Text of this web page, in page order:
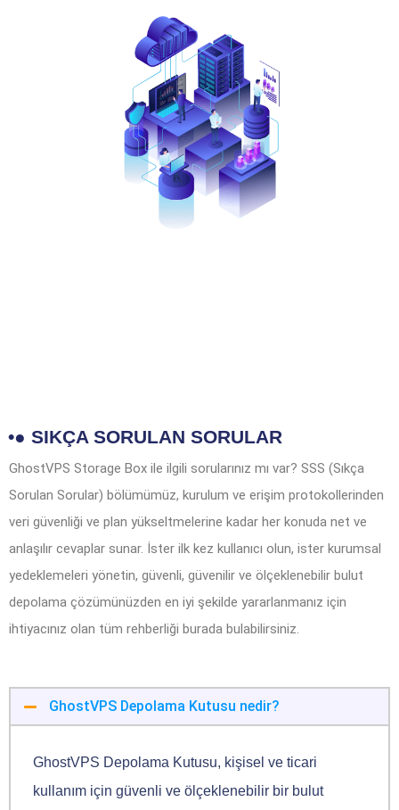
•● SIKÇA SORULAN SORULAR
GhostVPS Storage Box ile ilgili sorularınız mı var? SSS (Sıkça
Sorulan Sorular) bölümümüz, kurulum ve erişim protokollerinden
veri güvenliği ve plan yükseltmelerine kadar her konuda net ve
anlaşılır cevaplar sunar. İster ilk kez kullanıcı olun, ister kurumsal
yedeklemeleri yönetin, güvenli, güvenilir ve ölçeklenebilir bulut
depolama çözümünüzden en iyi şekilde yararlanmanız için
ihtiyacınız olan tüm rehberliği burada bulabilirsiniz.
GhostVPS Depolama Kutusu nedir?
GhostVPS Depolama Kutusu, kişisel ve ticari
kullanım için güvenli ve ölçeklenebilir bir bulut